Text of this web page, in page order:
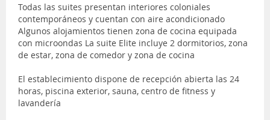
Todas las suites presentan interiores coloniales
contemporáneos y cuentan con aire acondicionado
Algunos alojamientos tienen zona de cocina equipada
con microondas La suite Elite incluye 2 dormitorios, zona
de estar, zona de comedor y zona de cocina
El establecimiento dispone de recepción abierta las 24
horas, piscina exterior, sauna, centro de fitness y
lavandería